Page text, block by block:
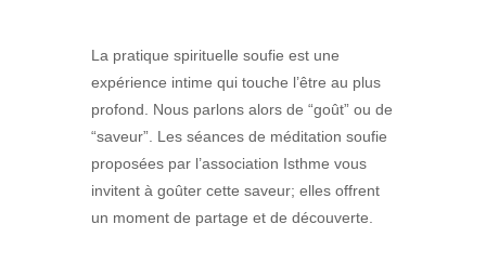
La pratique spirituelle soufie est une
expérience intime qui touche l’être au plus
profond. Nous parlons alors de “goût” ou de
“saveur”. Les séances de méditation soufie
proposées par l’association Isthme vous
invitent à goûter cette saveur; elles offrent
un moment de partage et de découverte.